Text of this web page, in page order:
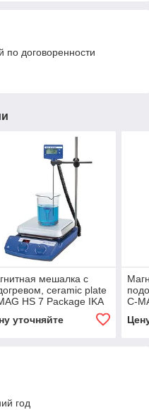
по договоренности
мешалка с
ceramic plate
HS 7 Package IKA
уточняйте
C-
год